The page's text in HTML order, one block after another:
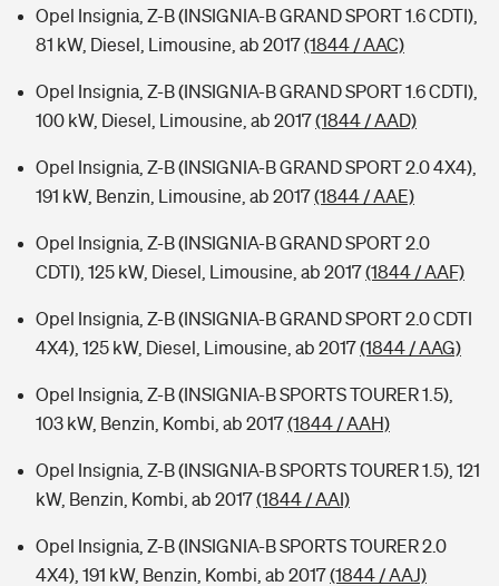
Opel Insignia, Z-B (INSIGNIA-B GRAND SPORT 1.6 CDTI),
81 kW, Diesel, Limousine, ab 2017(1844 / AAC)
Opel Insignia, Z-B (INSIGNIA-B GRAND SPORT 1.6 CDTI),
100 kW, Diesel, Limousine, ab 2017(1844 / AAD)
Opel Insignia, Z-B (INSIGNIA-B GRAND SPORT 2.0 4X4),
191 kW, Benzin, Limousine, ab 2017(1844 / AAE)
Opel Insignia, Z-B (INSIGNIA-B GRAND SPORT 2.0
CDTI), 125 kW, Diesel, Limousine, ab 2017(1844 / AAF)
Opel Insignia, Z-B (INSIGNIA-B GRAND SPORT 2.0 CDTI
4X4), 125 kW, Diesel, Limousine, ab 2017(1844 / AAG)
Opel Insignia, Z-B (INSIGNIA-B SPORTS TOURER 1.5),
103 kW, Benzin, Kombi, ab 2017(1844 / AAH)
Opel Insignia, Z-B (INSIGNIA-B SPORTS TOURER 1.5), 121
kW, Benzin, Kombi, ab 2017(1844 / AAI)
Opel Insignia, Z-B (INSIGNIA-B SPORTS TOURER 2.0
4X4), 191 kW, Benzin, Kombi, ab 2017(1844 / AAJ)